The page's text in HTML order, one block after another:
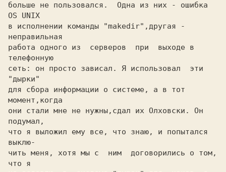
больше не пользовался.  Одна из них - ошибка
OS UNIX
в исполнении команды "makedir",другая -
неправильная
работа одного из  серверов  при  выходе в
телефонную
сеть: он просто зависал. Я использовал  эти
"дырки"
для сбора информации о системе, а в тот
момент,когда
они стали мне не нужны,сдал их Олховски. Он
подумал,
что я выложил ему все, что знаю, и попытался
выклю-
чить меня, хотя мы с  ним  договорились о том,
что я